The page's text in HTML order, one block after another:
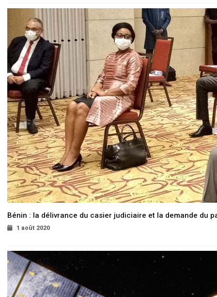
Bénin : la délivrance du casier judiciaire et la demande du
1 août 2020